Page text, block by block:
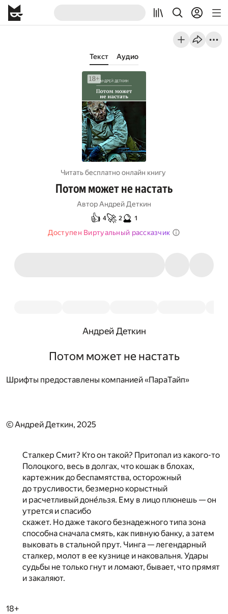
Текст Аудио
Читать бесплатно онлайн книгу
Потом может не настать
АвторАндрей Деткин
👍 4🚀 2🔮 1
Доступен Виртуальный рассказчик
Андрей Деткин
Потом может не настать
Шрифты предоставлены компанией «ПараТайп»
© Андрей Деткин, 2025
Сталкер Смит? Кто он такой? Притопал из какого-то
Полоцкого, весь в долгах, что кошак в блохах,
картежник до беспамятства, осторожный
до трусливости, безмерно корыстный
и расчетливый доне́льзя. Ему в лицо плюнешь — он
утрется и спасибо
скажет. Но даже такого безнадежного типа зона
способна сначала смять, как пивную банку, а затем
выковать в стальной прут. Чинга — легендарный
сталкер, молот в ее кузнице и наковальня. Удары
судьбы не только гнут и ломают, бывает, что прямят
и закаляют.
18+